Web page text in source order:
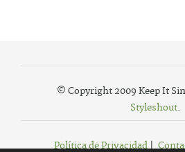
© Copyright 2009 Keep It
Styleshout.
Política de Privacidad|